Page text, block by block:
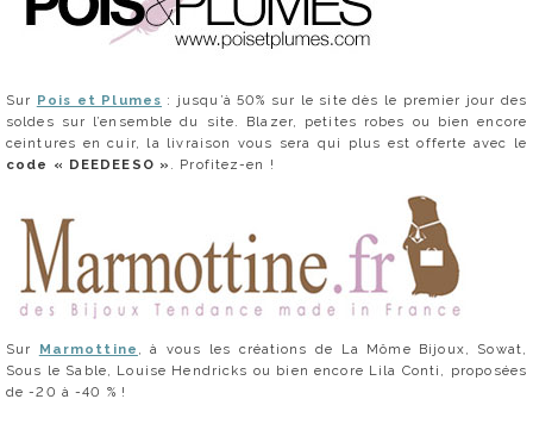
Sur Pois et Plumes : jusqu’à 50% sur le site dès le premier jour des
soldes sur l’ensemble du site. Blazer, petites robes ou bien encore
ceintures en cuir, la livraison vous sera qui plus est offerte avec le
code « DEEDEESO » . Profitez-en !
Sur Marmottine , à vous les créations de La Môme Bijoux, Sowat,
Sous le Sable, Louise Hendricks ou bien encore Lila Conti, proposées
de -20 à -40 % !